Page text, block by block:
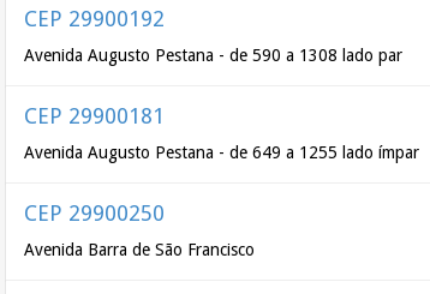
CEP 29900192
Avenida Augusto Pestana - de 590 a 1308 lado par
CEP 29900181
Avenida Augusto Pestana - de 649 a 1255 lado ímpar
CEP 29900250
Avenida Barra de São Francisco